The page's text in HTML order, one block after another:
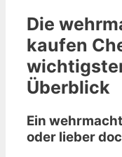
Die
kaufen
Überblick
Ein
oder lieber